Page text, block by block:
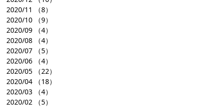
2020/11
（8）
2020/10 （9）
2020/09 （4）
2020/08 （4）
2020/07 （5）
2020/06 （4）
2020/05 （22）
2020/04 （18）
2020/03 （4）
2020/02 （5）